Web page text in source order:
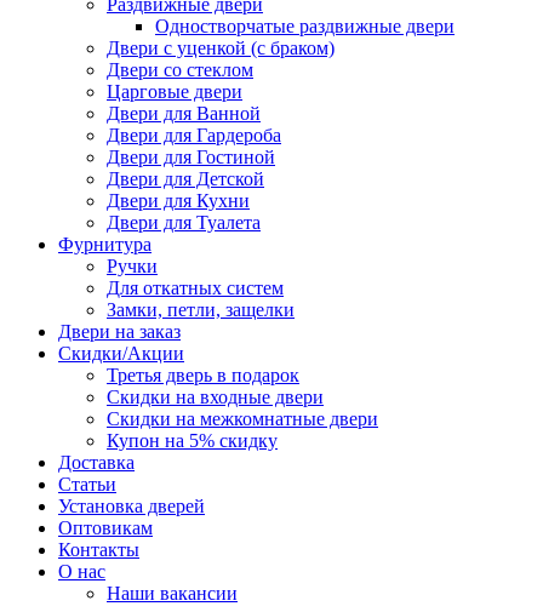
Раздвижные двери
Одностворчатые раздвижные двери
Двери с уценкой (с браком)
Двери со стеклом
Царговые двери
Двери для Ванной
Двери для Гардероба
Двери для Гостиной
Двери для Детской
Двери для Кухни
Двери для Туалета
Фурнитура
Ручки
Для откатных систем
Замки, петли, защелки
Двери на заказ
Скидки/Акции
Третья дверь в подарок
Скидки на входные двери
Скидки на межкомнатные двери
Купон на 5% скидку
Доставка
Статьи
Установка дверей
Оптовикам
Контакты
О нас
Наши вакансии